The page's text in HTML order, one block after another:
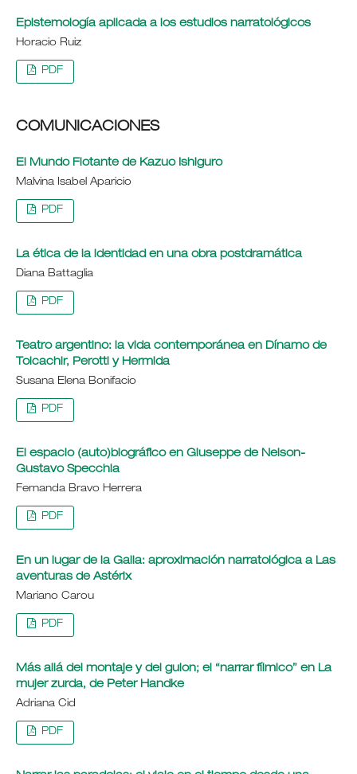
Epistemología aplicada a los estudios narratológicos
Horacio Ruiz
PDF
COMUNICACIONES
El Mundo Flotante de Kazuo Ishiguro
Malvina Isabel Aparicio
PDF
La ética de la identidad en una obra postdramática
Diana Battaglia
PDF
Teatro argentino: la vida contemporánea en Dínamo de
Tolcachir, Perotti y Hermida
Susana Elena Bonifacio
PDF
El espacio (auto)biográfico en Giuseppe de Nelson-
Gustavo Specchia
Fernanda Bravo Herrera
PDF
En un lugar de la Galia: aproximación narratológica a Las
aventuras de Astérix
Mariano Carou
PDF
Más allá del montaje y del guion; el “narrar fílmico” en La
mujer zurda, de Peter Handke
Adriana Cid
PDF